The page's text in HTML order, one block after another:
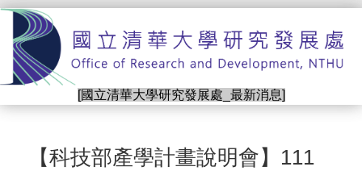
跳
主
要
內
[國立清華大學研究發展處_最新消息]
【科技部產學計畫說明會】111